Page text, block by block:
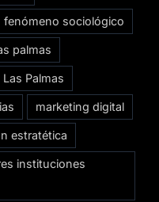
fenómeno sociológico
palmas
Las Palmas
marketing digital
estratética
instituciones